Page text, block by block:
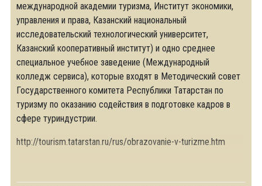
международной академии туризма, Институт экономики,
управления и права, Казанский национальный
исследовательский технологический университет,
Казанский кооперативный институт) и одно среднее
специальное учебное заведение (Международный
колледж сервиса), которые входят в Методический совет
Государственного комитета Республики Татарстан по
туризму по оказанию содействия в подготовке кадров в
сфере туриндустрии.
http://tourism.tatarstan.ru/rus/obrazovanie-v-turizme.htm